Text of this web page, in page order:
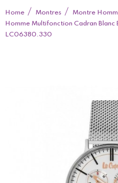
Home Montres Montre
Homme Multifonction Cadran Blanc
LC06380.330